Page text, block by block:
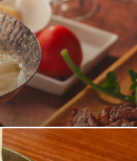
なチーズフォンデュ
チーズフォンデュ。
辛チーズフォンデュが
ュ ミルポワ
チーズと種類豊富な